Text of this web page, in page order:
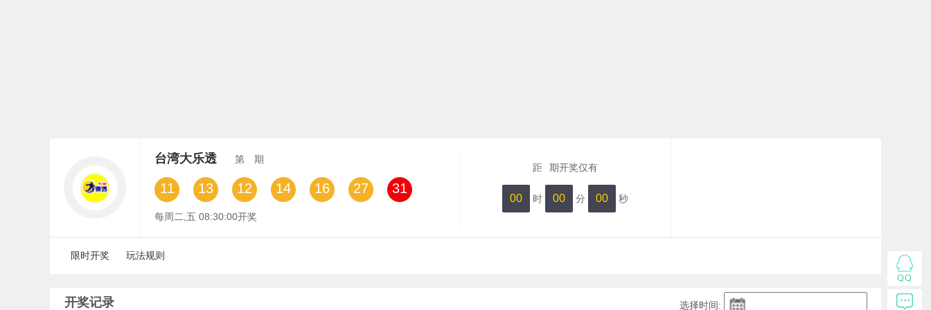
台湾大乐透 第 期
11 13 12 14 16 27 31
每周二,五 08:30:00开奖
距 期开奖仅有
00 时 00 分 00 秒
限时开奖 玩法规则
开奖记录 选择时间: